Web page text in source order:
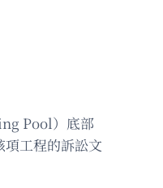
Pool）底部
工程的訴訟文